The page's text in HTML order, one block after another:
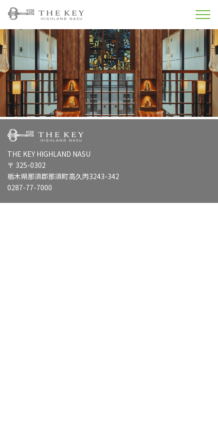
THE KEY HIGHLAND NASU
〒 325-0302
栃木県那須郡那須町高久丙3243-342
0287-77-7000